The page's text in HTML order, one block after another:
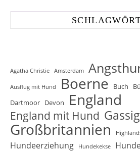
Agatha Christie Amsterdam
Ausflug mit Hund Boerne Buch
Dartmoor Devon England
England mit Hund
Großbritannien
Hundeerziehung Hundekekse